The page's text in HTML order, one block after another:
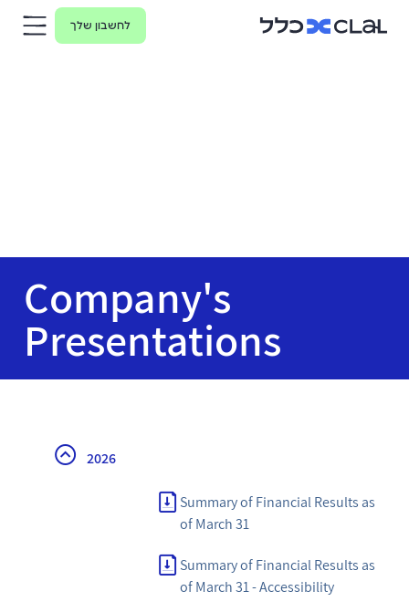
לחשבון שלך
Company's
Presentations
2026
Summary of Financial Results as
of March 31
Summary of Financial Results as
of March 31 - Accessibility